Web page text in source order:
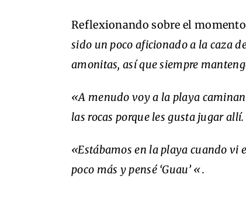
Reflexionando sobre el
sido un poco aficionado a la caza
amonitas, así que siempre
«A menudo voy a la playa
las rocas porque les gusta jugar allí.
«Estábamos en la playa cuando vi
poco más y pensé ‘Guau’ «.